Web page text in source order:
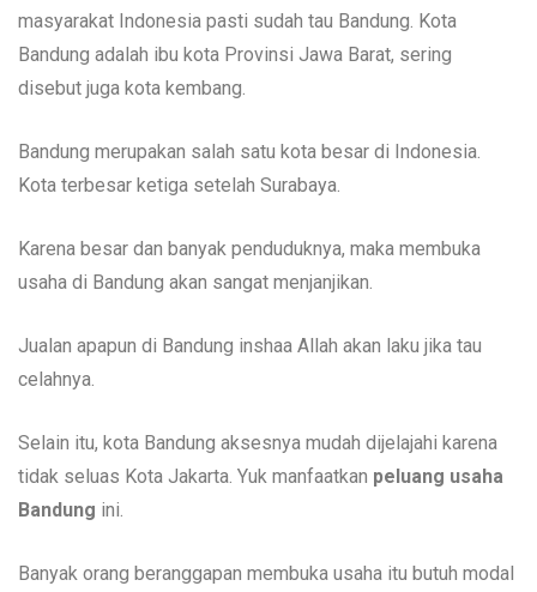
masyarakat Indonesia pasti sudah tau Bandung. Kota
Bandung adalah ibu kota Provinsi Jawa Barat, sering
disebut juga kota kembang.
Bandung merupakan salah satu kota besar di Indonesia.
Kota terbesar ketiga setelah Surabaya.
Karena besar dan banyak penduduknya, maka membuka
usaha di Bandung akan sangat menjanjikan.
Jualan apapun di Bandung inshaa Allah akan laku jika tau
celahnya.
Selain itu, kota Bandung aksesnya mudah dijelajahi karena
tidak seluas Kota Jakarta. Yuk manfaatkan peluang usaha
Bandung ini.
Banyak orang beranggapan membuka usaha itu butuh modal